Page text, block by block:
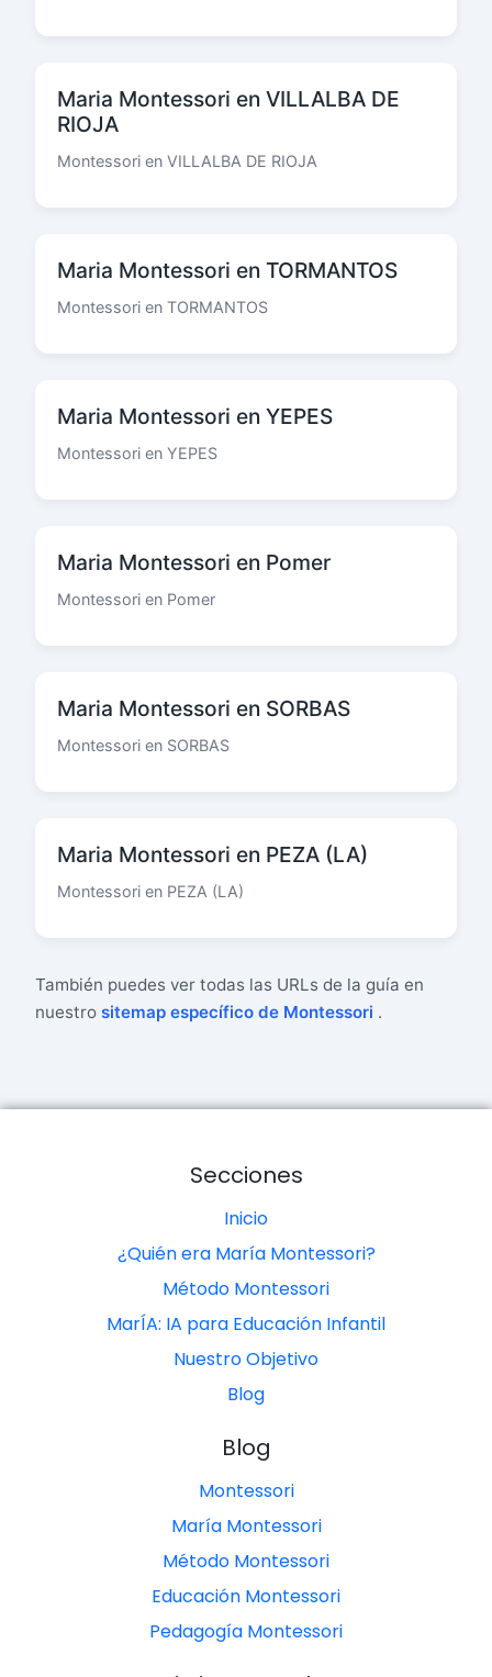
Maria Montessori en VILLALBA DE
RIOJA
Montessori en VILLALBA DE RIOJA
Maria Montessori en TORMANTOS
Montessori en TORMANTOS
Maria Montessori en YEPES
Montessori en YEPES
Maria Montessori en Pomer
Montessori en Pomer
Maria Montessori en SORBAS
Montessori en SORBAS
Maria Montessori en PEZA (LA)
Montessori en PEZA (LA)
También puedes ver todas las URLs de la guía en
nuestro sitemap específico de Montessori .
Secciones
Inicio
¿Quién era María Montessori?
Método Montessori
MarÍA: IA para Educación Infantil
Nuestro Objetivo
Blog
Blog
Montessori
María Montessori
Método Montessori
Educación Montessori
Pedagogía Montessori